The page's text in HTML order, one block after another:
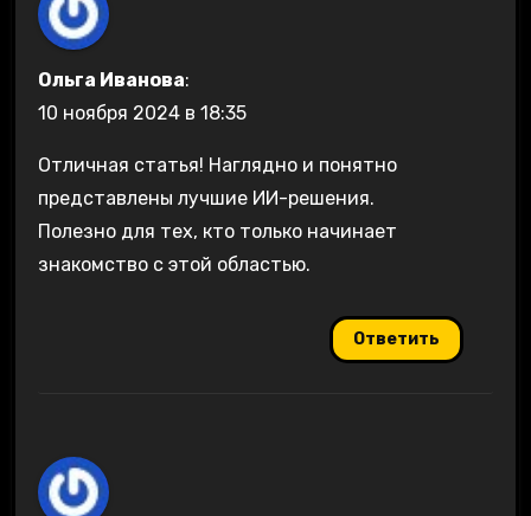
Ольга Иванова:
10 ноября 2024 в 18:35
Отличная статья! Наглядно и понятно
представлены лучшие ИИ-решения.
Полезно для тех, кто только начинает
знакомство с этой областью.
Ответить